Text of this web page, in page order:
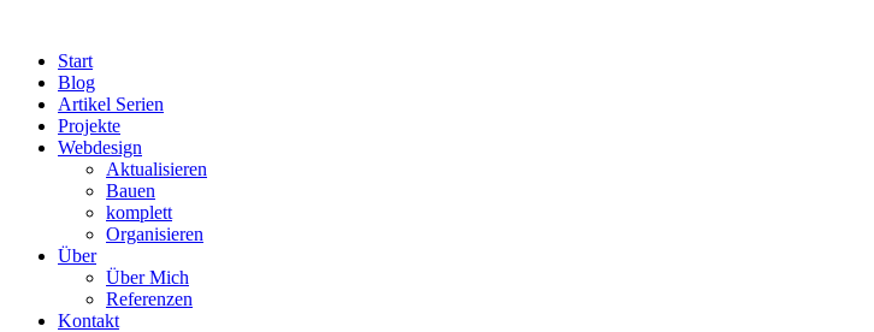
Start
Blog
Artikel Serien
Projekte
Webdesign
Aktualisieren
Bauen
komplett
Organisieren
Über
Über Mich
Referenzen
Kontakt